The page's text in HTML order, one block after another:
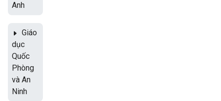
Anh
Giáo
dục
Quốc
Phòng
và An
Ninh